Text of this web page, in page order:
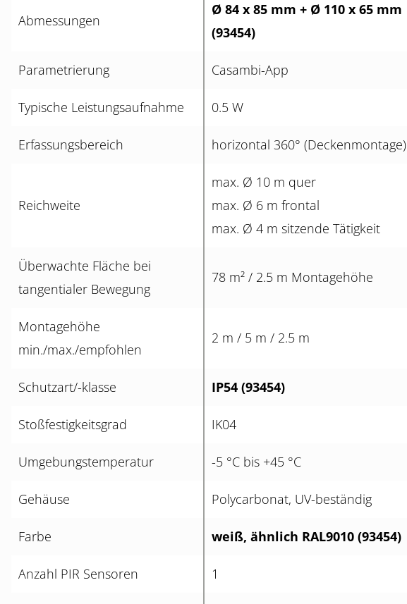
Abmessungen
Ø 84 x 85 mm + Ø 110 x 65 mm
(93454)
Parametrierung Casambi-App
Typische Leistungsaufnahme 0.5 W
Erfassungsbereich horizontal 360° (Deckenmontage)
Reichweite
max. Ø 10 m quer
max. Ø 6 m frontal
max. Ø 4 m sitzende Tätigkeit
Überwachte Fläche bei
tangentialer Bewegung
78 m² / 2.5 m Montagehöhe
Montagehöhe
min./max./empfohlen
2 m / 5 m / 2.5 m
Schutzart/-klasse IP54 (93454)
Stoßfestigkeitsgrad IK04
Umgebungstemperatur -5 °C bis +45 °C
Gehäuse Polycarbonat, UV-beständig
Farbe weiß, ähnlich RAL9010 (93454)
Anzahl PIR Sensoren 1